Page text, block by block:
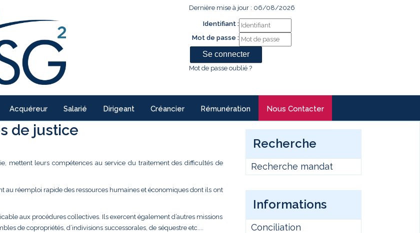
Dernière mise à jour : 06/08/2026
Identifiant :
Mot de passe :
Mot de passe oublié ?
Acquéreur Salarié Dirigeant Créancier Rémunération Nous Contacter
de justice
mettent leurs compétences au service du traitement des difficultés de
réemploi rapide des ressources humaines et économiques dont ils ont
aux procédures collectives. Ils exercent également d’autres missions
de copropriétés, d’indivisions successorales, de séquestre etc....
Recherche
Recherche mandat
Informations
Conciliation